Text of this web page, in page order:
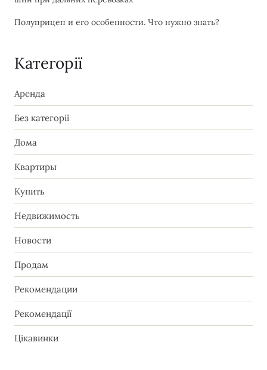
Полуприцеп и его особенности. Что нужно знать?
Категорії
Аренда
Без категорії
Дома
Квартиры
Купить
Недвижимость
Новости
Продам
Рекомендации
Рекомендації
Цікавинки